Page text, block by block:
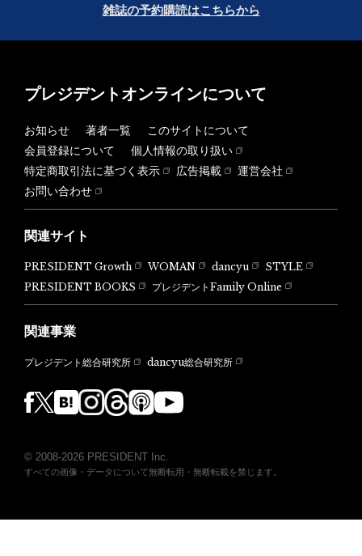
雑誌の予約購読はこちらから
プレジデントオンラインについて
お知らせ 著者一覧
このサイトについて
会員登録について
個人情報の取り扱い
特定商取引法に基づく表示
広告掲載
運営会社
お問い合わせ
関連サイト
PRESIDENT Growth WOMAN dancyu
STYLE
PRESIDENT BOOKS
プレジデントFamily Online
関連事業
プレジデント総合研究所 dancyu総合研究所
© 2008-2026 PRESIDENT Inc.
すべての画像・データについて無断転用・無断転載を禁じます。